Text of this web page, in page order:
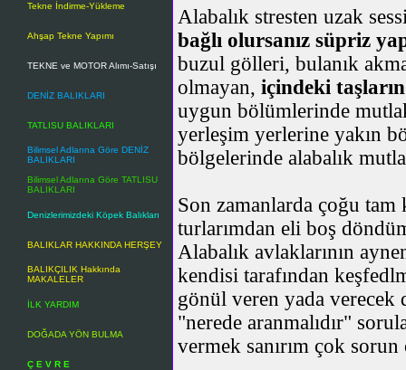
Tekne İndirme-Yükleme
Ahşap Tekne Yapımı
TEKNE ve MOTOR Alımı-Satışı
DENİZ BALIKLARI
TATLISU BALIKLARI
Bilimsel Adlarına Göre DENİZ
BALIKLARI
Bilimsel Adlarına Göre TATLISU
BALIKLARI
Denizlerimizdeki Köpek Balıkları
BALIKLAR HAKKINDA HERŞEY
BALIKÇILIK Hakkında
MAKALELER
İLK YARDIM
DOĞADA YÖN BULMA
Ç E V R E
Alabalık stresten uzak
bağlı olursanız süpriz
buzul gölleri, bulanık
olmayan, içindeki
uygun bölümlerinde
yerleşim yerlerine yakın
bölgelerinde alabalık
Son zamanlarda çoğu tam
turlarımdan eli boş
Alabalık avlaklarının
kendisi tarafından
gönül veren yada verecek
"nerede aranmalıdır"
vermek sanırım çok sorun